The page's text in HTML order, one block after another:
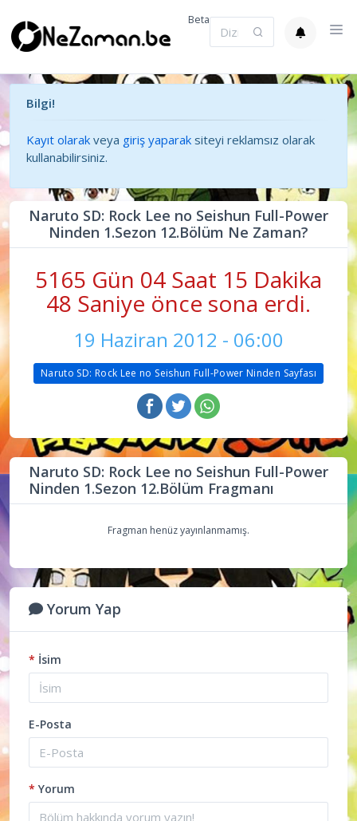
Beta
Bilgi!
Kayıt olarak veya giriş yaparak siteyi reklamsız olarak
kullanabilirsiniz.
Naruto SD: Rock Lee no Seishun Full-Power
Ninden 1.Sezon 12.Bölüm Ne Zaman?
5165 Gün 04 Saat 15 Dakika
49 Saniye önce sona erdi.
19 Haziran 2012 - 06:00
Naruto SD: Rock Lee no Seishun Full-Power Ninden Sayfası
Naruto SD: Rock Lee no Seishun Full-Power
Ninden 1.Sezon 12.Bölüm Fragmanı
Fragman henüz yayınlanmamış.
Yorum Yap
* İsim
E-Posta
* Yorum